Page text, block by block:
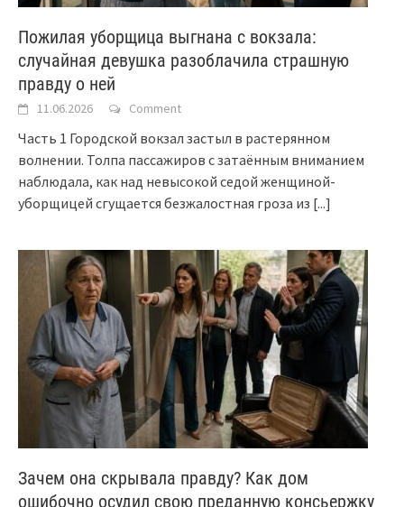
Пожилая уборщица выгнана с вокзала:
случайная девушка разоблачила страшную
правду о ней
11.06.2026 Comment
Часть 1 Городской вокзал застыл в растерянном
волнении. Толпа пассажиров с затаённым вниманием
наблюдала, как над невысокой седой женщиной-
уборщицей сгущается безжалостная гроза из [...]
Зачем она скрывала правду? Как дом
ошибочно осудил свою преданную консьержку